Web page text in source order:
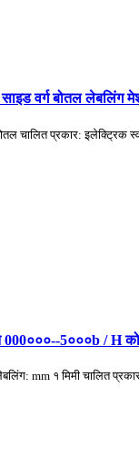
वर्ग बोतल लेबलिंग
चालित प्रकार:
000०००--5०००b / H
mm १ मिमी चालित